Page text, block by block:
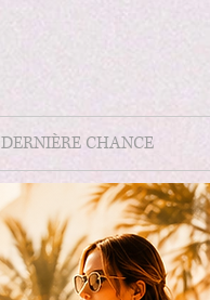
DERNIÈRE CHANCE